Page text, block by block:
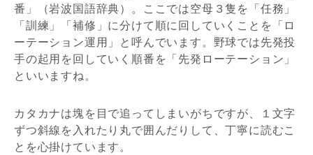
番」（岩波国語辞典）。ここでは空母３隻を「任務」
「訓練」「補修」に分けて順に回していくことを「ロ
ーテーション運用」と呼んでいます。野球では先発投
手の起用を回していく順番を「先発ローテーション」
といいますね。
カタカナは塊を目で追ってしまいがちですが、１文字
ずつ斜線を入れたり丸で囲んだりして、丁寧に読むこ
とを心掛けています。